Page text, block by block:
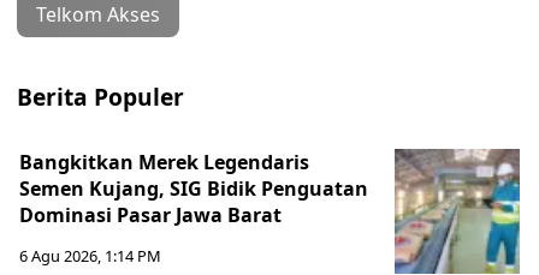
Telkom Akses
Berita Populer
Bangkitkan Merek Legendaris
Semen Kujang, SIG Bidik Penguatan
Dominasi Pasar Jawa Barat
6 Agu 2026, 1:14 PM